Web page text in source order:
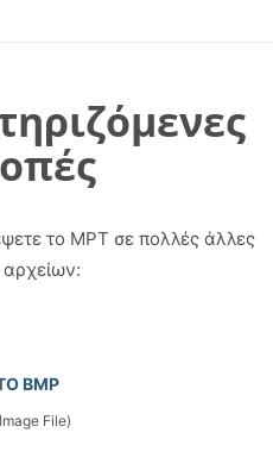
το MPT σε πολλές άλλες
BMP
File)